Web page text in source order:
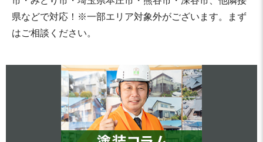
県などで対応！※一部エリア対象外がございます。まず
はご相談ください。